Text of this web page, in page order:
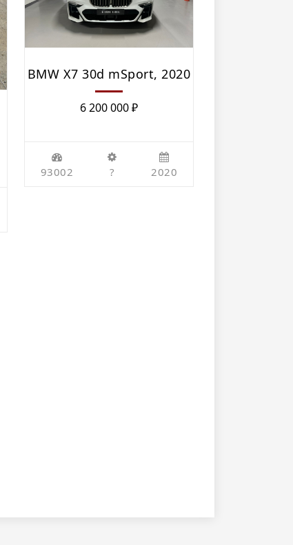
BMW Х7 30d mSport, 2020
6 200 000₽
93002 ? 2020